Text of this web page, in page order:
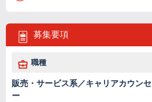
募集要項
職種
販売・サービス系／キャリアカウン
ー